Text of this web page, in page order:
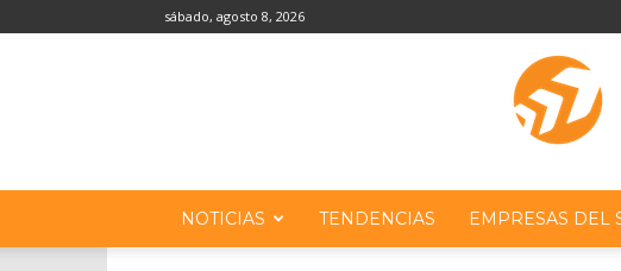
sábado, agosto 8, 2026
NOTICIAS TENDENCIAS EMPRESAS DEL